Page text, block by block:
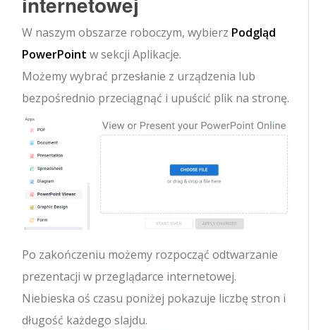
W naszym obszarze roboczym, wybierz Podgląd
PowerPoint w sekcji Aplikacje.
Możemy wybrać przesłanie z urządzenia lub
bezpośrednio przeciągnąć i upuścić plik na stronę.
Po zakończeniu możemy rozpocząć odtwarzanie
prezentacji w przeglądarce internetowej.
Niebieska oś czasu poniżej pokazuje liczbę stron i
długość każdego slajdu.